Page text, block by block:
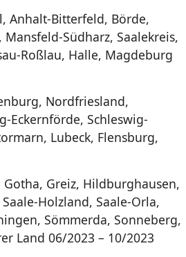
Anhalt-Bitterfeld, Börde,
Südharz, Saalekreis,
Roßlau, Halle, Magdeburg
Nordfriesland,
Eckernförde, Schleswig-
Lubeck, Flensburg,
Greiz, Hildburghausen,
Holzland, Saale-Orla,
Sömmerda, Sonneberg,
Land 06/2023 – 10/2023